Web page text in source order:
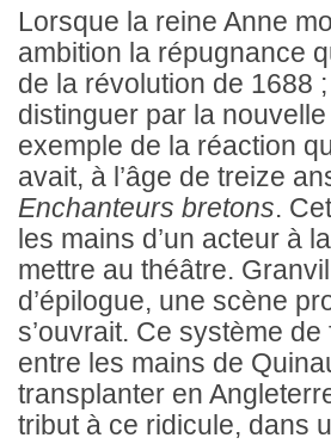
Lorsque la reine Anne
ambition la répugnance
de la révolution de 1688
distinguer par la
exemple de la réaction
avait, à l’âge de treize
Enchanteurs bretons.
les mains d’un acteur à
mettre au théâtre.
d’épilogue, une scène
s’ouvrait. Ce système
entre les mains de
transplanter en
tribut à ce ridicule, dans